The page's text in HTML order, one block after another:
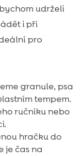
udrželi
i při
pro
granule, psa
tempem.
ručníku nebo
hračku do
je čas na